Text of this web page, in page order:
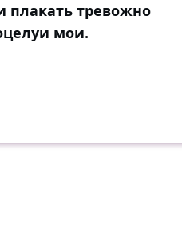
плакать тревожно
мои.